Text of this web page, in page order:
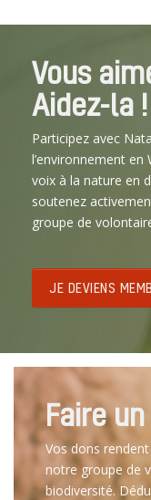
Vous
Aidez-la !
Participez avec
l’environnement
voix à la nature en
soutenez
groupe de
JE DEVIENS
Faire
Vos dons
notre groupe de
biodiversité.